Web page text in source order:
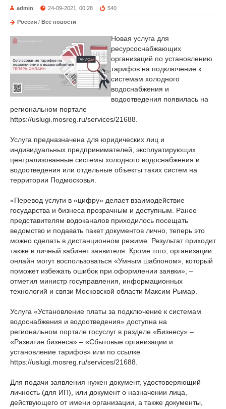
admin 24-09-2021, 00:28 540
Россия / Все новости
Новая услуга для
ресурсоснабжающих
организаций по установлению
тарифов на подключение к
системам холодного
водоснабжения и
водоотведения появилась на
региональном портале
https://uslugi.mosreg.ru/services/21688.
Услуга предназначена для юридических лиц и
индивидуальных предпринимателей, эксплуатирующих
централизованные системы холодного водоснабжения и
водоотведения или отдельные объекты таких систем на
территории Подмосковья.
«Перевод услуги в «цифру» делает взаимодействие
государства и бизнеса прозрачным и доступным. Ранее
представителям водоканалов приходилось посещать
ведомство и подавать пакет документов лично, теперь это
можно сделать в дистанционном режиме. Результат приходит
также в личный кабинет заявителя. Кроме того, организации
онлайн могут воспользоваться «Умным шаблоном», который
поможет избежать ошибок при оформлении заявки», –
отметил министр госуправления, информационных
технологий и связи Московской области Максим Рымар.
Услуга «Установление платы за подключение к системам
водоснабжения и водоотведения» доступна на
региональном портале госуслуг в разделе «Бизнесу» –
«Развитие бизнеса» – «Сбытовые организации и
установление тарифов» или по ссылке
https://uslugi.mosreg.ru/services/21688.
Для подачи заявления нужен документ, удостоверяющий
личность (для ИП), или документ о назначении лица,
действующего от имени организации, а также документы,